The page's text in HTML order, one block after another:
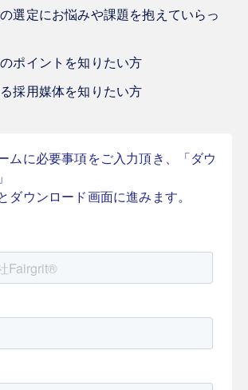
選定にお悩みや課題を抱えていらっ
ポイントを知りたい方
採用媒体を知りたい方
ムに必要事項をご入力頂き、「ダウ
ダウンロード画面に進みます。